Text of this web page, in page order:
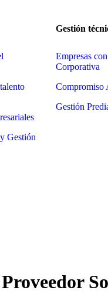
Gestión
Gestión
Empresas
Corporativa
Compromiso
Gestión